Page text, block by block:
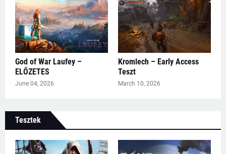
God of War Laufey –
ELŐZETES
June 04, 2026
Kromlech – Early Access
Teszt
March 10, 2026
Tesztek